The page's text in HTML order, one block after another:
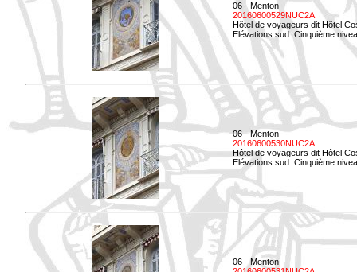
06 - Menton
20160600529NUC2A
Hôtel de voyageurs dit Hôtel
Elévations sud. Cinquième
06 - Menton
20160600530NUC2A
Hôtel de voyageurs dit Hôtel
Elévations sud. Cinquième
06 - Menton